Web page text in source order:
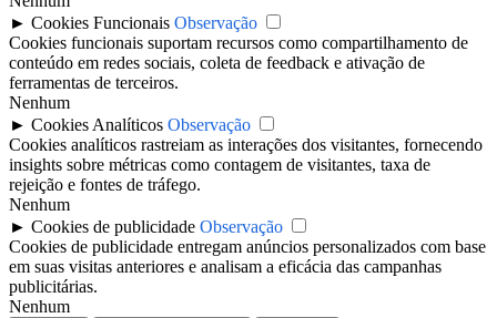
► Cookies Funcionais Observação
Cookies funcionais suportam recursos como compartilhamento de
conteúdo em redes sociais, coleta de feedback e ativação de
ferramentas de terceiros.
Nenhum
► Cookies Analíticos Observação
Cookies analíticos rastreiam as interações dos visitantes, fornecendo
insights sobre métricas como contagem de visitantes, taxa de
rejeição e fontes de tráfego.
Nenhum
► Cookies de publicidade Observação
Cookies de publicidade entregam anúncios personalizados com base
em suas visitas anteriores e analisam a eficácia das campanhas
publicitárias.
Nenhum